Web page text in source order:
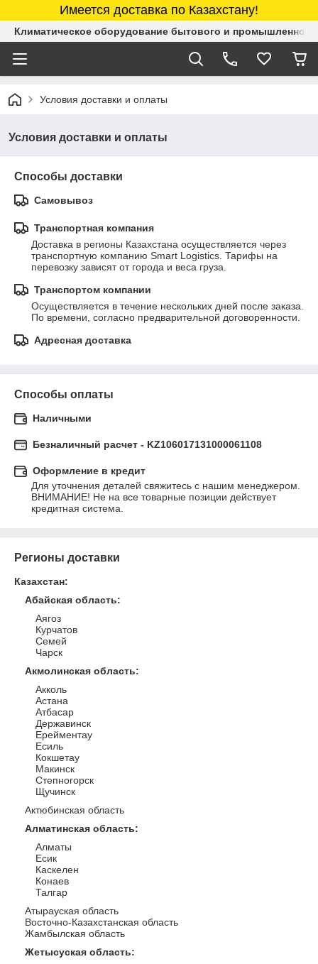
Имеется доставка по Казахстану!
Климатическое оборудование бытового и промышленного
Условия доставки и оплаты
Условия доставки и оплаты
Способы доставки
Самовывоз
Транспортная компания
Доставка в регионы Казахстана осуществляется через
транспортную компанию Smart Logistics. Тарифы на
перевозку зависят от города и веса груза.
Транспортом компании
Осуществляется в течение нескольких дней после заказа.
По времени, согласно предварительной договоренности.
Адресная доставка
Способы оплаты
Наличными
Безналичный расчет - KZ106017131000061108
Оформление в кредит
Для уточнения деталей свяжитесь с нашим менеджером.
ВНИМАНИЕ! Не на все товарные позиции действует
кредитная система.
Регионы доставки
Казахстан:
Абайская область:
Аягоз
Курчатов
Семей
Чарск
Акмолинская область:
Акколь
Астана
Атбасар
Державинск
Ерейментау
Есиль
Кокшетау
Макинск
Степногорск
Щучинск
Актюбинская область
Алматинская область:
Алматы
Есик
Каскелен
Конаев
Талгар
Атырауская область
Восточно-Казахстанская область
Жамбылская область
Жетысуская область: